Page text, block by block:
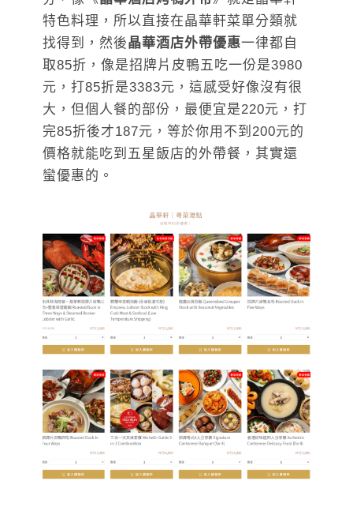
特色料理，所以直接在晶華軒菜單分類就
找得到，然後晶華酒店外帶優惠一律都自
取85折，像是招牌片皮鴨五吃一份是3980
元，打85折是3383元，這感受好像沒有很
大，但個人餐的部份，最便宜是220元，打
完85折後才187元，等於你用不到200元的
價格就能吃到五星飯店的外帶餐，其實還
蠻優惠的。